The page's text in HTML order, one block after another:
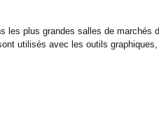
les plus grandes salles de marchés
utilisés avec les outils